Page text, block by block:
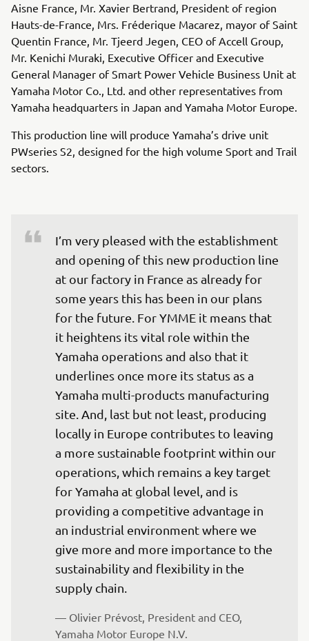
Aisne France, Mr. Xavier Bertrand, President of region
Hauts-de-France, Mrs. Fréderique Macarez, mayor of Saint
Quentin France, Mr. Tjeerd Jegen, CEO of Accell Group,
Mr. Kenichi Muraki, Executive Officer and Executive
General Manager of Smart Power Vehicle Business Unit at
Yamaha Motor Co., Ltd. and other representatives from
Yamaha headquarters in Japan and Yamaha Motor Europe.
This production line will produce Yamaha’s drive unit
PWseries S2, designed for the high volume Sport and Trail
sectors.
I’m very pleased with the establishment
and opening of this new production line
at our factory in France as already for
some years this has been in our plans
for the future. For YMME it means that
it heightens its vital role within the
Yamaha operations and also that it
underlines once more its status as a
Yamaha multi-products manufacturing
site. And, last but not least, producing
locally in Europe contributes to leaving
a more sustainable footprint within our
operations, which remains a key target
for Yamaha at global level, and is
providing a competitive advantage in
an industrial environment where we
give more and more importance to the
sustainability and flexibility in the
supply chain.
— Olivier Prévost, President and CEO,
Yamaha Motor Europe N.V.